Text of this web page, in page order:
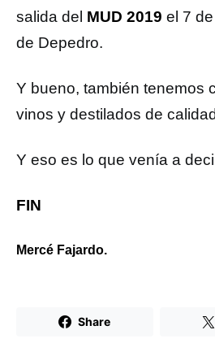
salida del MUD 2019 el 7
de Depedro.
Y bueno, también tenemos
vinos y destilados de
Y eso es lo que venía a
FIN
Mercé Fajardo.
Share